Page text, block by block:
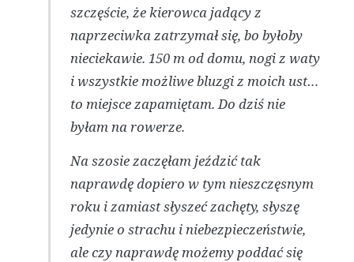
szczęście, że kierowca jadący z
naprzeciwka zatrzymał się, bo byłoby
nieciekawie. 150 m od domu, nogi z waty
i wszystkie możliwe bluzgi z moich ust…
to miejsce zapamiętam. Do dziś nie
byłam na rowerze.
Na szosie zaczęłam jeździć tak
naprawdę dopiero w tym nieszczęsnym
roku i zamiast słyszeć zachęty, słyszę
jedynie o strachu i niebezpieczeństwie,
ale czy naprawdę możemy poddać się